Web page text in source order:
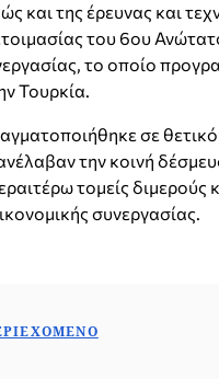
και της έρευνας και
του 6ου
το οποίο
Τουρκία.
σε θετικό
την κοινή
τομείς διμερούς
συνεργασίας.